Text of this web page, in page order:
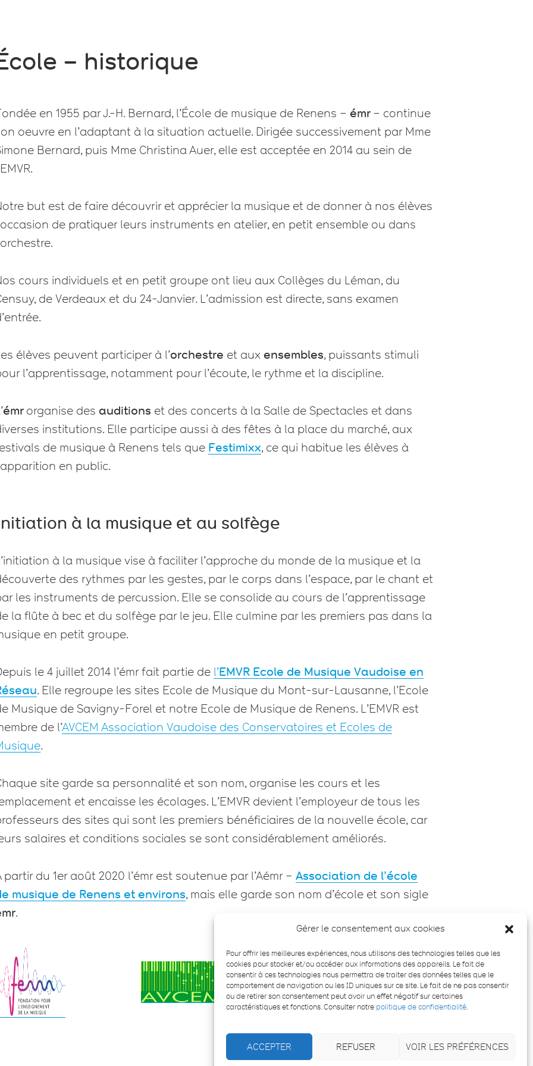
Gérer le consentement aux cookies
Pour offrir les meilleures expériences, nous utilisons des technologies telles que les
cookies pour stocker et/ou accéder aux informations des appareils. Le fait de
consentir à ces technologies nous permettra de traiter des données telles que le
comportement de navigation ou les ID uniques sur ce site. Le fait de ne pas consentir
ou de retirer son consentement peut avoir un effet négatif sur certaines
caractéristiques et fonctions. Consulter notre politique de confidentialité.
ACCEPTER REFUSER VOIR LES PRÉFÉRENCES
– historique
en 1955 par J.-H. Bernard, l’École de musique de Renens – émr – continue
oeuvre en l’adaptant à la situation actuelle. Dirigée successivement par Mme
Bernard, puis Mme Christina Auer, elle est acceptée en 2014 au sein de
but est de faire découvrir et apprécier la musique et de donner à nos élèves
de pratiquer leurs instruments en atelier, en petit ensemble ou dans
cours individuels et en petit groupe ont lieu aux Collèges du Léman, du
de Verdeaux et du 24-Janvier. L’admission est directe, sans examen
élèves peuvent participer à l’orchestre et aux ensembles, puissants stimuli
l’apprentissage, notamment pour l’écoute, le rythme et la discipline.
émr organise des auditions et des concerts à la Salle de Spectacles et dans
institutions. Elle participe aussi à des fêtes à la place du marché, aux
de musique à Renens tels que Festimixx, ce qui habitue les élèves à
en public.
à la musique et au solfège
à la musique vise à faciliter l’approche du monde de la musique et la
des rythmes par les gestes, par le corps dans l’espace, par le chant et
les instruments de percussion. Elle se consolide au cours de l’apprentissage
la flûte à bec et du solfège par le jeu. Elle culmine par les premiers pas dans la
en petit groupe.
le 4 juillet 2014 l’émr fait partie de l’EMVR Ecole de Musique Vaudoise en
. Elle regroupe les sites Ecole de Musique du Mont-sur-Lausanne, l’Ecole
Musique de Savigny-Forel et notre Ecole de Musique de Renens. L’EMVR est
de l’AVCEM Association Vaudoise des Conservatoires et Ecoles de
.
site garde sa personnalité et son nom, organise les cours et les
et encaisse les écolages. L’EMVR devient l’employeur de tous les
des sites qui sont les premiers bénéficiaires de la nouvelle école, car
salaires et conditions sociales se sont considérablement améliorés.
partir du 1er août 2020 l’émr est soutenue par l’Aémr – Association de l’école
musique de Renens et environs, mais elle garde son nom d’école et son sigle
.